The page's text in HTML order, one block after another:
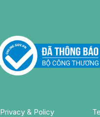
Privacy & Policy